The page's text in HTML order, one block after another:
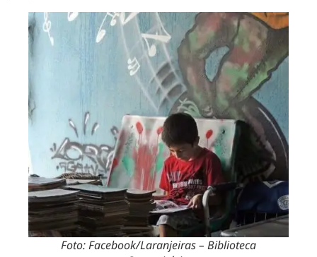
Foto: Facebook/Laranjeiras – Biblioteca